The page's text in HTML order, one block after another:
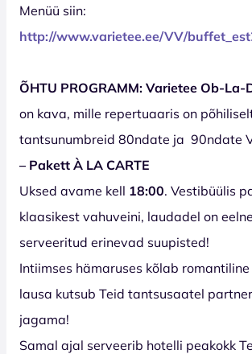
Menüü siin:
http://www.varietee.ee/VV/
ÕHTU PROGRAMM: Varietee Ob-La-
on kava, mille repertuaaris on
tantsunumbreid 80ndate ja 90ndate
– Pakett À LA CARTE
Uksed avame kell 18:00. Vestibüülis
klaasikest vahuveini, laudadel on
serveeritud erinevad suupisted!
Intiimses hämaruses kõlab
lausa kutsub Teid tantsusaatel
jagama!
Samal ajal serveerib hotelli peakokk